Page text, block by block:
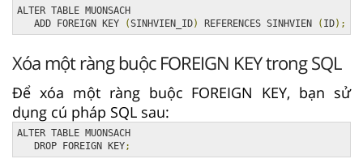
ALTER TABLE MUONSACH
   ADD FOREIGN KEY
(SINHVIEN_ID) REFERENCES SINHVIEN ( ID);
Xóa một ràng buộc FOREIGN KEY trong SQL
Để xóa một ràng buộc FOREIGN KEY, bạn sử
dụng cú pháp SQL sau:
ALTER TABLE MUONSACH
   DROP FOREIGN KEY
;